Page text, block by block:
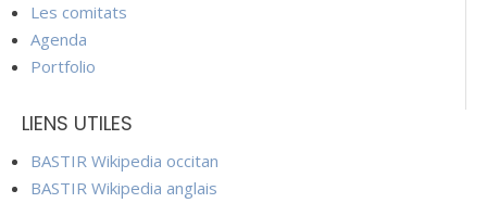
Les comitats
Agenda
Portfolio
LIENS UTILES
BASTIR Wikipedia occitan
BASTIR Wikipedia anglais